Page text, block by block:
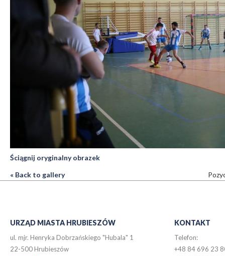
Ściągnij oryginalny obrazek
« Back to gallery
URZĄD MIASTA HRUBIESZÓW
ul. mjr. Henryka Dobrzańskiego "Hubala" 1
22-500 Hrubieszów
KONTAKT
Telefon:
+48 84 696 23